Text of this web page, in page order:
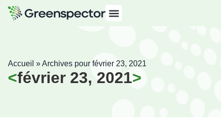
Accueil »Archives pour février 23, 2021
février 23, 2021